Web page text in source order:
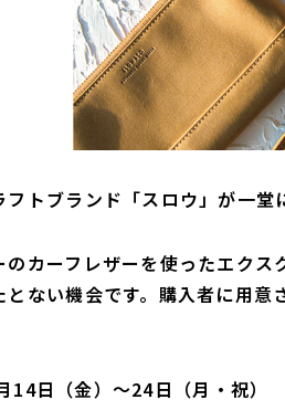
フトブランド「スロウ」が一堂
のカーフレザーを使ったエク
とない機会です。購入者に用意
14日（金）～24日（月・祝）